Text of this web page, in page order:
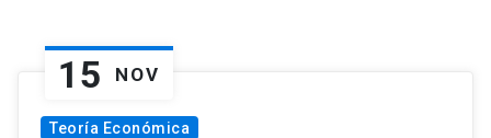
15 NOV
Teoría Económica